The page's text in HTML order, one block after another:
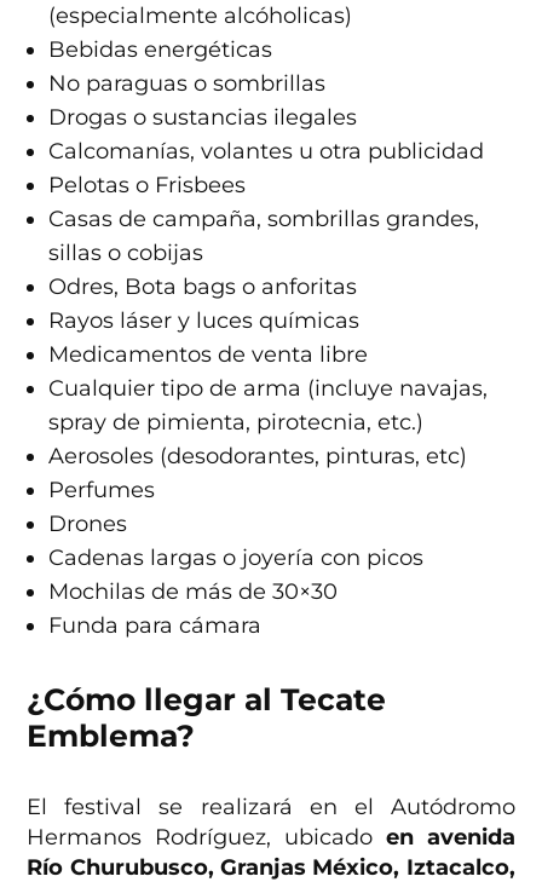
(especialmente alcóholicas)
Bebidas energéticas
No paraguas o sombrillas
Drogas o sustancias ilegales
Calcomanías, volantes u otra publicidad
Pelotas o Frisbees
Casas de campaña, sombrillas grandes,
sillas o cobijas
Odres, Bota bags o anforitas
Rayos láser y luces químicas
Medicamentos de venta libre
Cualquier tipo de arma (incluye navajas,
spray de pimienta, pirotecnia, etc.)
Aerosoles (desodorantes, pinturas, etc)
Perfumes
Drones
Cadenas largas o joyería con picos
Mochilas de más de 30×30
Funda para cámara
¿Cómo llegar al Tecate
Emblema?
El festival se realizará en el Autódromo
Hermanos Rodríguez, ubicado en avenida
Río Churubusco, Granjas México, Iztacalco,